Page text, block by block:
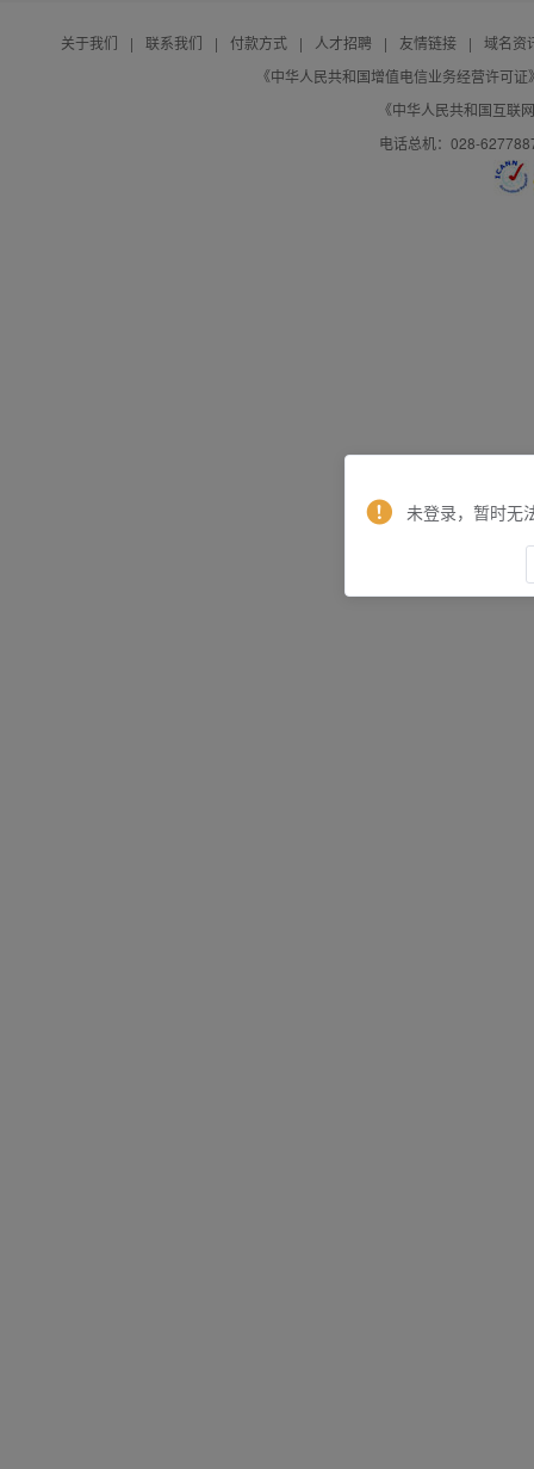
关于我们 | 联系我们 | 付款方式 | 人才招聘 | 友情链接 |
域名资
《中华人民共和国增值电信业务经营许可
《中华人民共和国互联
电话总机：028-
未登录，暂时无